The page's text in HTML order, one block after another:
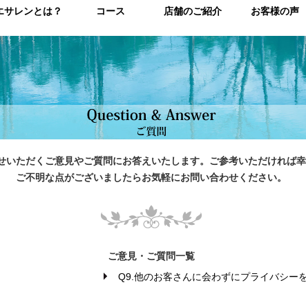
サレンとは？ コース 店舗のご紹介 お客様の声
いただくご意見やご質問にお答えいたします。ご参考いただければ幸
ご不明な点がございましたらお気軽にお問い合わせください。
ご意見・ご質問一覧
Q9.他のお客さんに会わずにプライバシー